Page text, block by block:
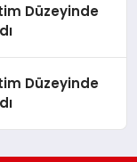
Düzeyinde
Düzeyinde